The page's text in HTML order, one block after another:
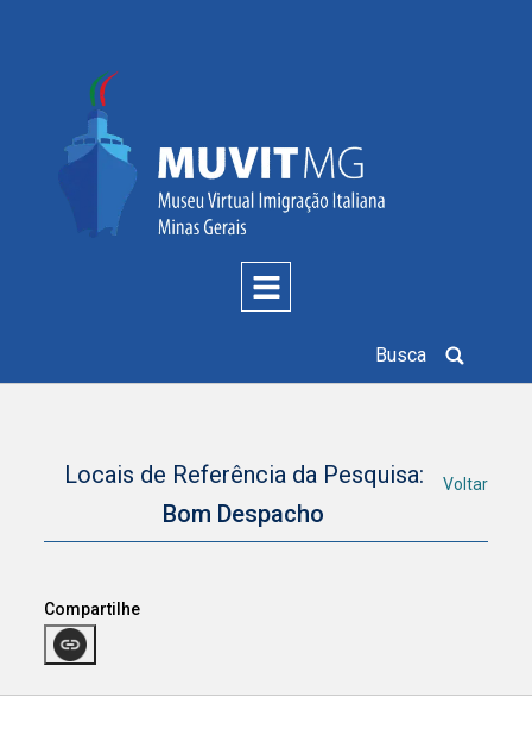
Busca
Locais de Referência da Pesquisa:
Bom Despacho
Voltar
Compartilhe